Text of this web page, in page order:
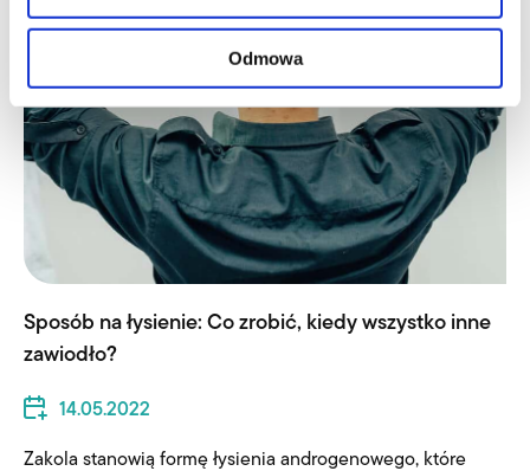
Odmowa
Sposób na łysienie: Co zrobić, kiedy wszystko inne
zawiodło?
14.05.2022
Zakola stanowią formę łysienia androgenowego, które